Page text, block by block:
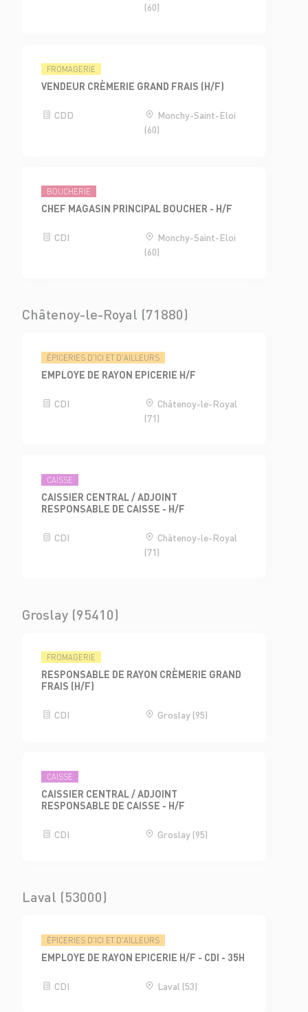
(60)
FROMAGERIE
VENDEUR CRÈMERIE GRAND FRAIS (H/F)
CDD
Monchy-Saint-Eloi
(60)
BOUCHERIE
CHEF MAGASIN PRINCIPAL BOUCHER - H/F
CDI
Monchy-Saint-Eloi
(60)
Châtenoy-le-Royal (71880)
ÉPICERIES D'ICI ET D'AILLEURS
EMPLOYE DE RAYON EPICERIE H/F
CDI
Châtenoy-le-Royal
(71)
CAISSE
CAISSIER CENTRAL / ADJOINT
RESPONSABLE DE CAISSE - H/F
CDI
Châtenoy-le-Royal
(71)
Groslay (95410)
FROMAGERIE
RESPONSABLE DE RAYON CRÈMERIE GRAND
FRAIS (H/F)
CDI Groslay (95)
CAISSE
CAISSIER CENTRAL / ADJOINT
RESPONSABLE DE CAISSE - H/F
CDI Groslay (95)
Laval (53000)
ÉPICERIES D'ICI ET D'AILLEURS
EMPLOYE DE RAYON EPICERIE H/F - CDI - 35H
CDI Laval (53)